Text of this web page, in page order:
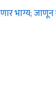
भाग्य;